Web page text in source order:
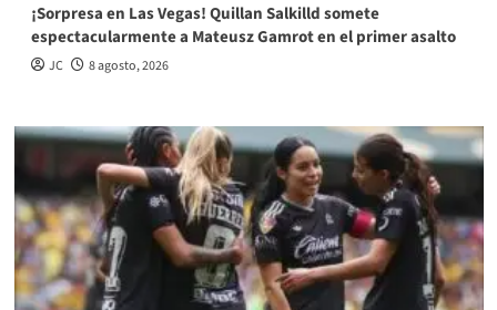
¡Sorpresa en Las Vegas! Quillan Salkilld somete
espectacularmente a Mateusz Gamrot en el primer asalto
JC 8 agosto, 2026